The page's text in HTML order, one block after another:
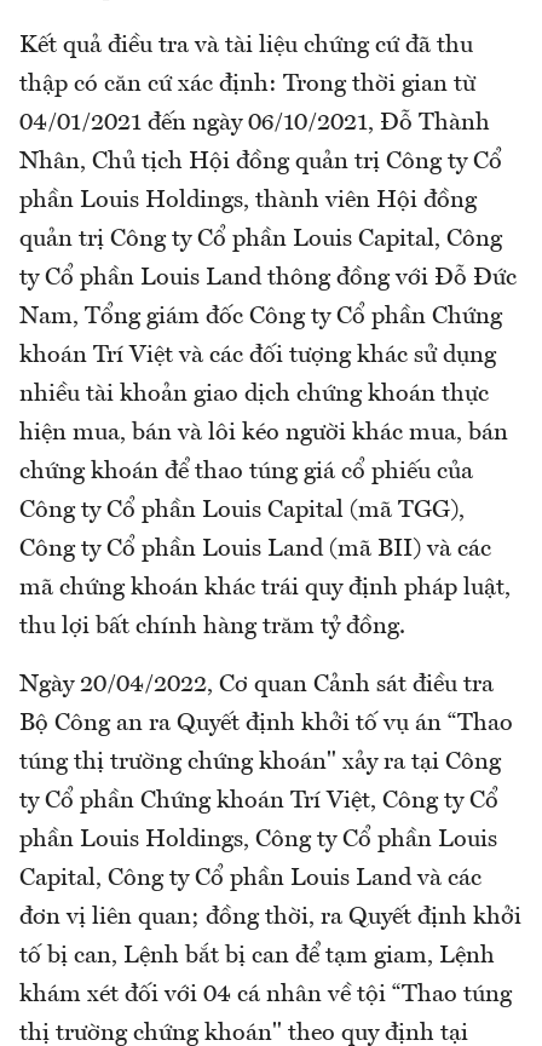
Kết quả điều tra và tài liệu chứng cứ đã thu
thập có căn cứ xác định: Trong thời gian từ
04/01/2021 đến ngày 06/10/2021, Đỗ Thành
Nhân, Chủ tịch Hội đồng quản trị Công ty Cổ
phần Louis Holdings, thành viên Hội đồng
quản trị Công ty Cổ phần Louis Capital, Công
ty Cổ phần Louis Land thông đồng với Đỗ Đức
Nam, Tổng giám đốc Công ty Cổ phần Chứng
khoán Trí Việt và các đối tượng khác sử dụng
nhiều tài khoản giao dịch chứng khoán thực
hiện mua, bán và lôi kéo người khác mua, bán
chứng khoán để thao túng giá cổ phiếu của
Công ty Cổ phần Louis Capital (mã TGG),
Công ty Cổ phần Louis Land (mã BII) và các
mã chứng khoán khác trái quy định pháp luật,
thu lợi bất chính hàng trăm tỷ đồng.
Ngày 20/04/2022, Cơ quan Cảnh sát điều tra
Bộ Công an ra Quyết định khởi tố vụ án “Thao
túng thị trường chứng khoán" xảy ra tại Công
ty Cổ phần Chứng khoán Trí Việt, Công ty Cổ
phần Louis Holdings, Công ty Cổ phần Louis
Capital, Công ty Cổ phần Louis Land và các
đơn vị liên quan; đồng thời, ra Quyết định khởi
tố bị can, Lệnh bắt bị can để tạm giam, Lệnh
khám xét đối với 04 cá nhân về tội “Thao túng
thị trường chứng khoán" theo quy định tại